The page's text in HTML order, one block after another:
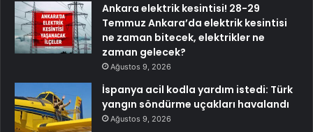
Ankara elektrik kesintisi! 28-29
Temmuz Ankara’da elektrik kesintisi
ne zaman bitecek, elektrikler ne
zaman gelecek?
Ağustos 9, 2026
İspanya acil kodla yardım istedi: Türk
yangın söndürme uçakları havalandı
Ağustos 9, 2026